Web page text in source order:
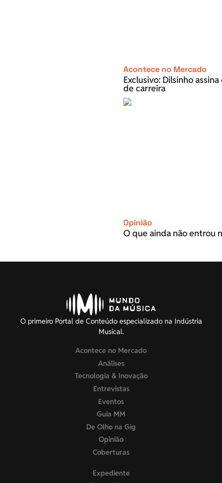
Acontece no Mercado
Exclusivo: Dilsinho
de carreira
Opinião
O que ainda não entrou
O primeiro Portal de Conteúdo especializado na Indústria
Musical.
Acontece no Mercado
Análises
Tecnologia & Inovação
Entrevistas
Eventos
Guia MM
De Olho na Gig
Opinião
Coberturas
Expediente